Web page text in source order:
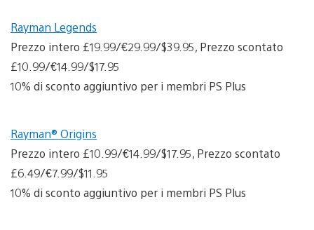
Rayman Legends
Prezzo intero £19.99/€29.99/$39.95, Prezzo scontato
£10.99/€14.99/$17.95
10% di sconto aggiuntivo per i membri PS Plus
Rayman® Origins
Prezzo intero £10.99/€14.99/$17.95, Prezzo scontato
£6.49/€7.99/$11.95
10% di sconto aggiuntivo per i membri PS Plus